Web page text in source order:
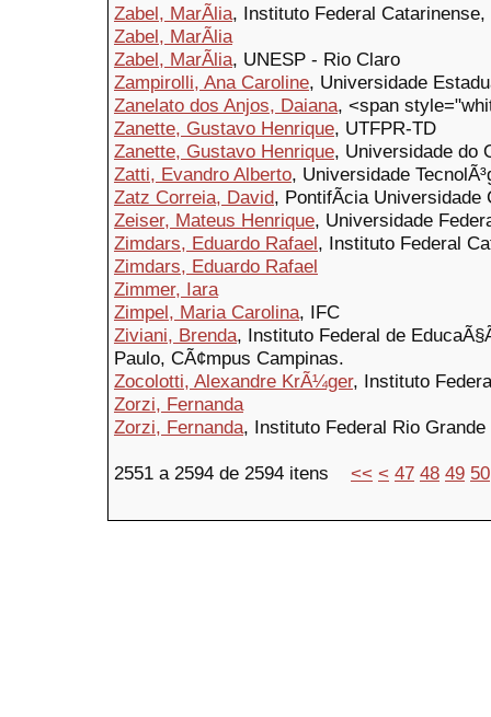
Zabel, MarÃ­lia, Instituto Federal
Zabel, MarÃ­lia
Zabel, MarÃ­lia, UNESP - Rio Claro
Zampirolli, Ana Caroline, Universidade
Zanelato dos Anjos, Daiana, <span
Zanette, Gustavo Henrique, UTFPR-TD
Zanette, Gustavo Henrique, Universidade do
Zatti, Evandro Alberto, Universidade
Zatz Correia, David, PontifÃ­cia Universidade
Zeiser, Mateus Henrique, Universidade
Zimdars, Eduardo Rafael, Instituto Federal
Zimdars, Eduardo Rafael
Zimmer, Iara
Zimpel, Maria Carolina, IFC
Ziviani, Brenda, Instituto Federal de
Paulo, CÃ¢mpus Campinas.
Zocolotti, Alexandre KrÃ¼ger, Instituto
Zorzi, Fernanda
Zorzi, Fernanda, Instituto Federal Rio
2551 a 2594 de 2594 itens << < 47 48 49 50